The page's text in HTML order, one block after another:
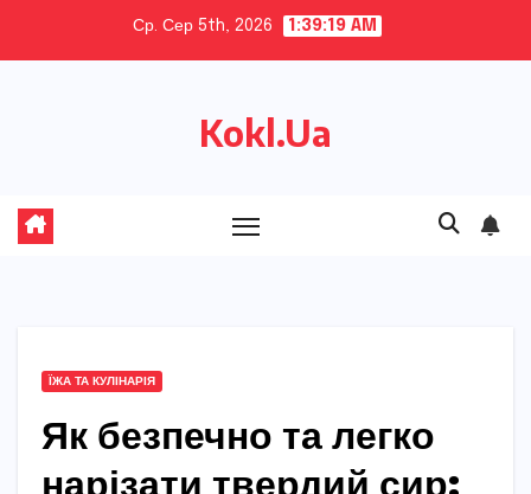
Ср. Сер 5th, 2026 1:39:20 AM
Kokl.Ua
ЇЖА ТА КУЛІНАРІЯ
Як безпечно та легко
нарізати твердий сир: